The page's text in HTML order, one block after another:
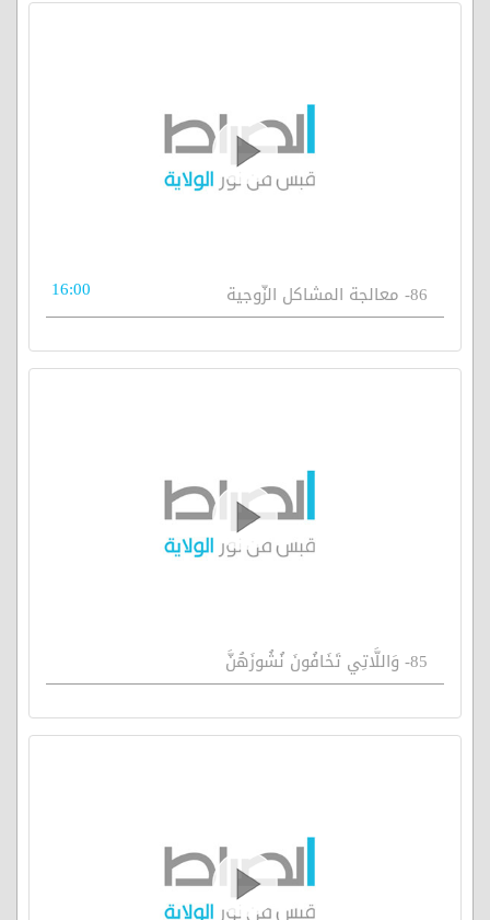
86- معالجة المشاكل الزّوجية 16:00
85- وَاللَّاتِي تَخَافُونَ نُشُوزَهُنَّ